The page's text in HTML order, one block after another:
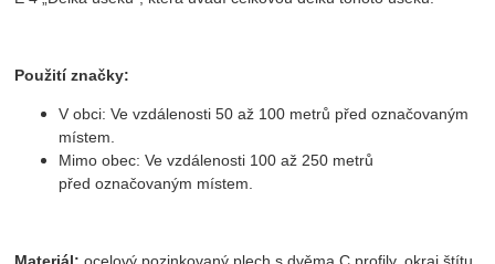
Použití značky:
V obci: Ve vzdálenosti 50 až 100 metrů před označovaným
místem.
Mimo obec: Ve vzdálenosti 100 až 250 metrů
před označovaným místem.
Materiál: ocelový pozinkovaný plech s dvěma C profily, okraj štítu